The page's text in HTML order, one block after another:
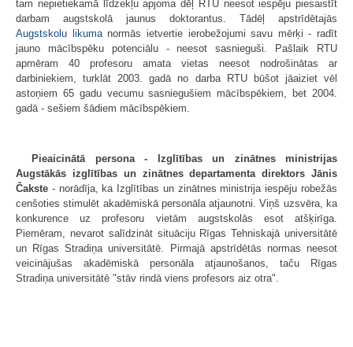
tam nepietiekamā līdzekļu apjoma dēļ RTU neesot iespēju piesaistīt
darbam augstskolā jaunus doktorantus. Tādēļ apstrīdētajās
Augstskolu likumanormās ietvertie ierobežojumi savu mērķi - radīt
jauno mācībspēku potenciālu - neesot sasnieguši. Pašlaik RTU
apmēram 40 profesoru amata vietas neesot nodrošinātas ar
darbiniekiem, turklāt 2003. gadā no darba RTU būšot jāaiziet vēl
astoņiem 65 gadu vecumu sasniegušiem mācībspēkiem, bet 2004.
gadā - sešiem šādiem mācībspēkiem.
Pieaicinātā persona - Izglītības un zinātnes ministrijas
Augstākās izglītības un zinātnes departamenta direktors Jānis
Čakste - norādīja, ka Izglītības un zinātnes ministrija iespēju robežās
cenšoties stimulēt akadēmiskā personāla atjaunotni. Viņš uzsvēra, ka
konkurence uz profesoru vietām augstskolās esot atšķirīga.
Piemēram, nevarot salīdzināt situāciju Rīgas Tehniskajā universitātē
un Rīgas Stradiņa universitātē. Pirmajā apstrīdētās normas neesot
veicinājušas akadēmiskā personāla atjaunošanos, taču Rīgas
Stradiņa universitātē "stāv rindā viens profesors aiz otra".